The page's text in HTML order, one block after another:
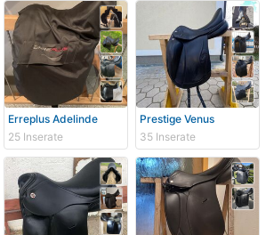
Erreplus Adelinde
25 Inserate
Prestige Venus
35 Inserate